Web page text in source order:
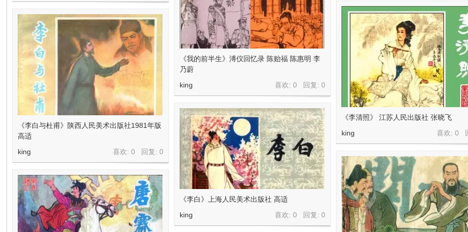
《我的前半生》溥仪回忆录 陈贻福 陈惠明 李
乃蔚
喜欢: 0 回复:0
king
《李清照》 江苏人民出版社 张晓飞
喜欢: 0
king
《李白与杜甫》陕西人民美术出版社1981年版
高适
喜欢: 0 回复:0
king
《李白》上海人民美术出版社 高适
喜欢: 0 回复:0
king